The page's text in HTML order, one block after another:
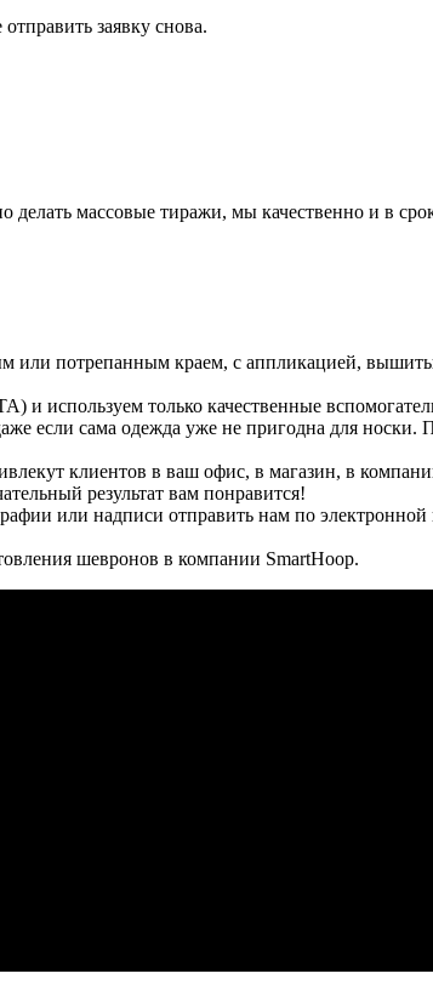
заявку снова.
массовые тиражи, мы качественно и в
или потрепанным краем, с аппликацией,
и используем только качественные
если сама одежда уже не пригодна для
клиентов в ваш офис, в магазин, в
результат вам понравится!
или надписи отправить нам по
шевронов в компании SmartHoop.